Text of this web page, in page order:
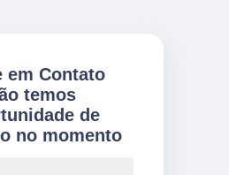
em Contato
temos
de
no momento